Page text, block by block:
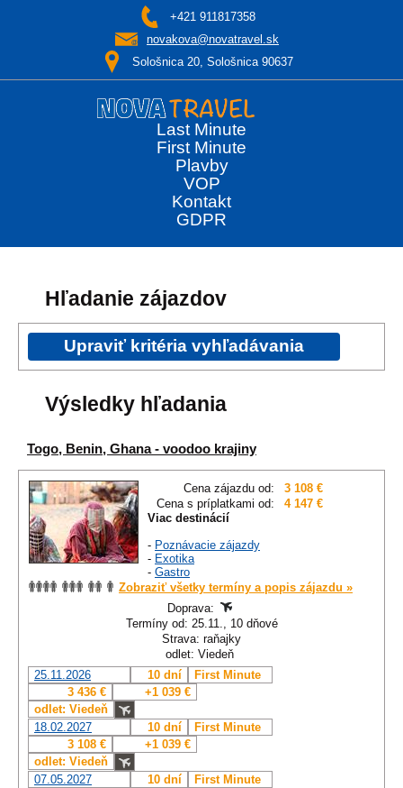
+421 911817358
novakova@novatravel.sk
Sološnica 20, Sološnica 90637
Last Minute
First Minute
Plavby
VOP
Kontakt
GDPR
Hľadanie zájazdov
Výsledky hľadania
Togo, Benin, Ghana - voodoo krajiny
Cena zájazdu od:
3 108 €
Cena s príplatkami od:
4 147 €
Viac destinácií
- Poznávacie zájazdy
- Exotika
- Gastro
Zobraziť všetky termíny a popis zájazdu »
Doprava:
Termíny od: 25.11., 10 dňové
Strava: raňajky
odlet: Viedeň
25.11.2026
10 dní
First Minute
3 436 €
+1 039 €
odlet: Viedeň
18.02.2027
10 dní
First Minute
3 108 €
+1 039 €
odlet: Viedeň
07.05.2027
10 dní
First Minute